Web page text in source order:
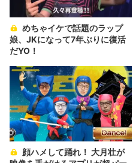
娘、JKになって7年ぶりに復活
だYO！